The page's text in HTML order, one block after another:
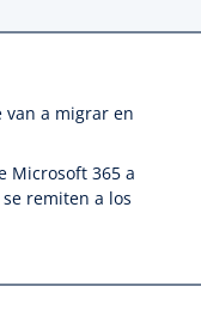
van a migrar en
Microsoft 365 a
remiten a los